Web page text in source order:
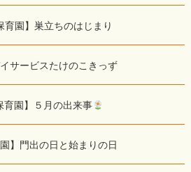
育園】巣立ちのはじまり
サービスたけのこきっず
育園】５月の出来事
園】門出の日と始まりの日